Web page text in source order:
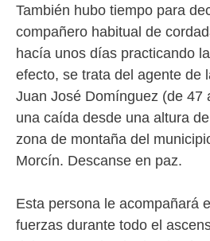
También hubo tiempo para
compañero habitual de
hacía unos días practicando
efecto, se trata del agente de
Juan José Domínguez (de 47
una caída desde una altura
zona de montaña del
Morcín. Descanse en paz.
Esta persona le acompañará
fuerzas durante todo el